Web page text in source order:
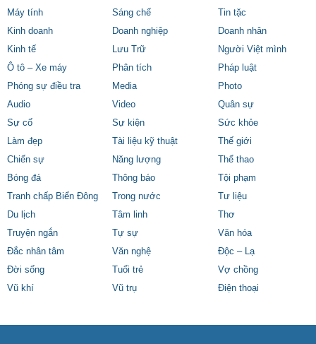
Máy tính
Sáng chế
Tin tặc
Kinh doanh
Doanh nghiệp
Doanh nhân
Kinh tế
Lưu Trữ
Người Việt mình
Ô tô – Xe máy
Phân tích
Pháp luật
Phóng sự điều tra
Media
Photo
Audio
Video
Quân sự
Sự cố
Sự kiện
Sức khỏe
Làm đẹp
Tài liệu kỹ thuật
Thế giới
Chiến sự
Năng lượng
Thể thao
Bóng đá
Thông báo
Tội phạm
Tranh chấp Biển Đông
Trong nước
Tư liệu
Du lịch
Tâm linh
Thơ
Truyện ngắn
Tự sự
Văn hóa
Đắc nhân tâm
Văn nghệ
Độc – Lạ
Đời sống
Tuổi trẻ
Vợ chồng
Vũ khí
Vũ trụ Điện thoại